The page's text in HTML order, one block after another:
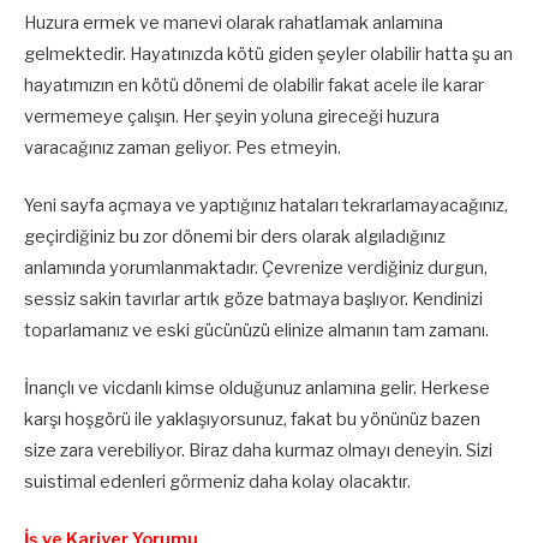
Huzura ermek ve manevi olarak rahatlamak anlamına
gelmektedir. Hayatınızda kötü giden şeyler olabilir hatta şu an
hayatımızın en kötü dönemi de olabilir fakat acele ile karar
vermemeye çalışın. Her şeyin yoluna gireceği huzura
varacağınız zaman geliyor. Pes etmeyin.
Yeni sayfa açmaya ve yaptığınız hataları tekrarlamayacağınız,
geçirdiğiniz bu zor dönemi bir ders olarak algıladığınız
anlamında yorumlanmaktadır. Çevrenize verdiğiniz durgun,
sessiz sakin tavırlar artık göze batmaya başlıyor. Kendinizi
toparlamanız ve eski gücünüzü elinize almanın tam zamanı.
İnançlı ve vicdanlı kimse olduğunuz anlamına gelir. Herkese
karşı hoşgörü ile yaklaşıyorsunuz, fakat bu yönünüz bazen
size zara verebiliyor. Biraz daha kurmaz olmayı deneyin. Sizi
suistimal edenleri görmeniz daha kolay olacaktır.